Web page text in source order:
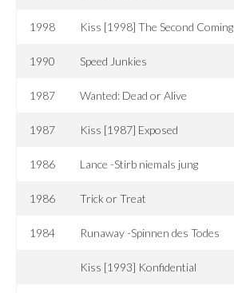
1998 Kiss [1998] The Second Coming
1990 Speed Junkies
1987 Wanted: Dead or Alive
1987 Kiss [1987] Exposed
1986 Lance -Stirb niemals jung
1986 Trick or Treat
1984 Runaway -Spinnen des Todes
Kiss [1993] Konfidential